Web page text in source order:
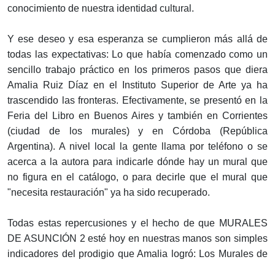
conocimiento de nuestra identidad cultural.
Y ese deseo y esa esperanza se cumplieron más allá de
todas las expectativas: Lo que había comenzado como un
sencillo trabajo práctico en los primeros pasos que diera
Amalia Ruiz Díaz en el Instituto Superior de Arte ya ha
trascendido las fronteras. Efectivamente, se presentó en la
Feria del Libro en Buenos Aires y también en Corrientes
(ciudad de los murales) y en Córdoba (República
Argentina). A nivel local la gente llama por teléfono o se
acerca a la autora para indicarle dónde hay un mural que
no figura en el catálogo, o para decirle que el mural que
"necesita restauración" ya ha sido recuperado.
Todas estas repercusiones y el hecho de que MURALES
DE ASUNCIÓN 2 esté hoy en nuestras manos son simples
indicadores del prodigio que Amalia logró: Los Murales de